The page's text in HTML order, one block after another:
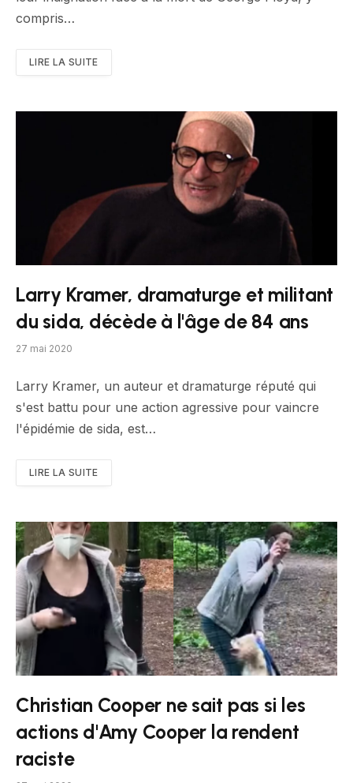
compris…
LIRE LA SUITE
Larry Kramer, dramaturge et militant
du sida, décède à l'âge de 84 ans
27 mai 2020
Larry Kramer, un auteur et dramaturge réputé qui
s'est battu pour une action agressive pour vaincre
l'épidémie de sida, est…
LIRE LA SUITE
Christian Cooper ne sait pas si les
actions d'Amy Cooper la rendent
raciste